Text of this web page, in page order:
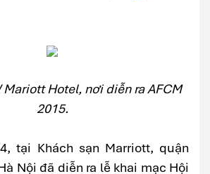
Mariott Hotel, nơi diễn ra AFCM
2015.
tại Khách sạn Marriott, quận
Nội đã diễn ra lễ khai mạc Hội